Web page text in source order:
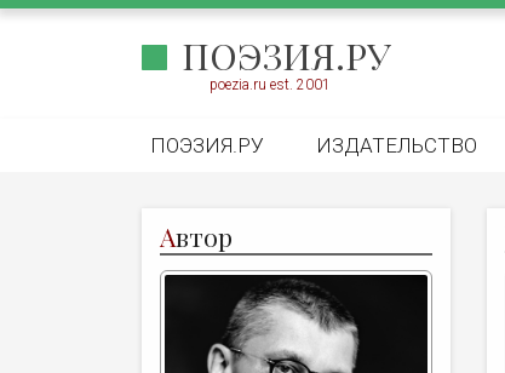
ПОЭЗИЯ.РУ
poezia.ru est. 2001
ПОЭЗИЯ.РУ ИЗДАТЕЛЬСТВО
Автор